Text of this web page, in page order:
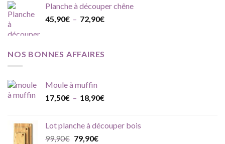
Planche à découper chêne
45,90€ – 72,90€Plage
NOS BONNES AFFAIRES
Moule à muffin
17,50€ – 18,90€Plage
17,50€
Lot planche à découper bois
99,90€ Le
79,90€Le